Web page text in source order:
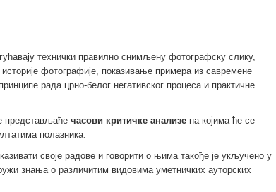
технички правилно снимљену фотографску слику,
фотографије, показивање примера из савремене
рада црно-белог негативског процеса и практичне
представљаће часови критичке анализе на којима ће се
полазника.
своје радове и говорити о њима такође је укључено у
знања о различитим видовима уметничких ауторских